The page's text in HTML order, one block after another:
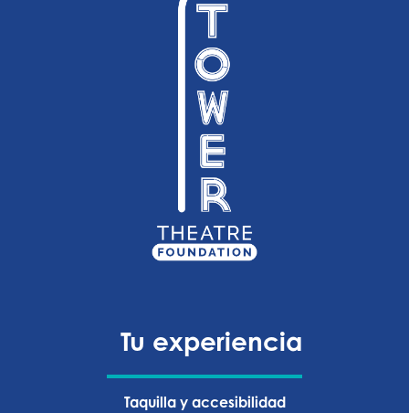
Tu experiencia
Taquilla y accesibilidad